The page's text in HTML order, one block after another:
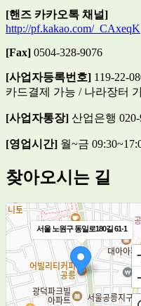
[핸즈 카카오톡 채널]
http://pf.kakao.com/_CAxeqK
[Fax] 0504-328-9076
[사업자등록번호] 119-22-
카드결제 가능 / 나라장터
[사업자통장] 산업은행
[영업시간] 월~금
찾아오시는 길
서울 노원구 동일로180길 61-1